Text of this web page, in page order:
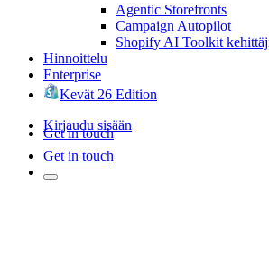
Agentic Storefronts
Campaign Autopilot
Shopify AI Toolkit
Hinnoittelu
Enterprise
Kevät 26 Edition
Kirjaudu sisään
Get in touch
Get in touch